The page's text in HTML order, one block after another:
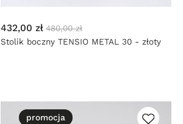
432,00 zł 480,00 zł
Stolik boczny TENSIO METAL 30 - złoty
promocja